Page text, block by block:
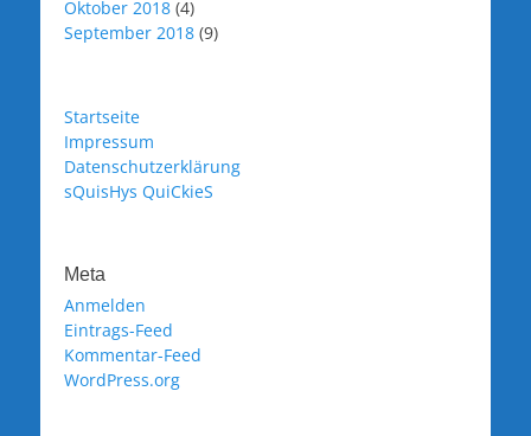
Oktober 2018 (4)
September 2018 (9)
Startseite
Impressum
Datenschutzerklärung
sQuisHys QuiCkieS
Meta
Anmelden
Eintrags-Feed
Kommentar-Feed
WordPress.org